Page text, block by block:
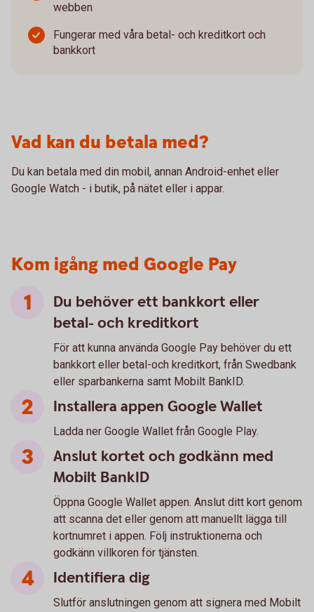
webben
Fungerar med våra betal- och kreditkort och
bankkort
Vad kan du betala med?
Du kan betala med din mobil, annan Android-enhet eller
Google Watch - i butik, på nätet eller i appar.
Kom igång med Google Pay
Du behöver ett bankkort eller
betal- och kreditkort
För att kunna använda Google Pay behöver du ett
bankkort eller betal-och kreditkort, från Swedbank
eller sparbankerna samt Mobilt BankID.
Installera appen Google Wallet
Ladda ner Google Wallet från Google Play.
Anslut kortet och godkänn med
Mobilt BankID
Öppna Google Wallet appen. Anslut ditt kort genom
att scanna det eller genom att manuellt lägga till
kortnumret i appen. Följ instruktionerna och
godkänn villkoren för tjänsten.
Identifiera dig
Slutför anslutningen genom att signera med Mobilt